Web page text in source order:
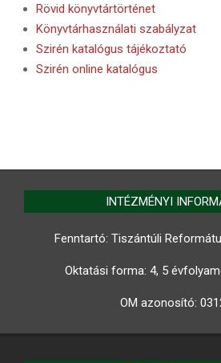
Rövid könyvtártörténet
Könyvtárhasználati szabályzat
Szirén katalógus tájékoztató
Szirén online katalógus
INTÉZMÉNYI
Fenntartó: Tiszántúli
Oktatási forma: 4, 5
OM azonosító: